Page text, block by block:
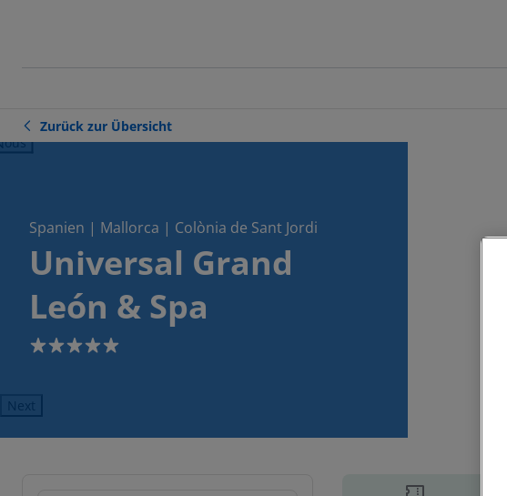
Zurück zur Übersicht
Spanien | Mallorca | Colònia de Sant Jordi
Universal Grand
León & Spa
5
Next